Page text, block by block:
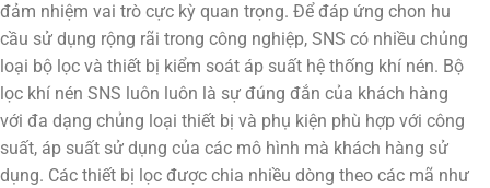
đảm nhiệm vai trò cực kỳ quan trọng. Để đáp ứng chon hu
cầu sử dụng rộng rãi trong công nghiệp, SNS có nhiều chủng
loại bộ lọc và thiết bị kiểm soát áp suất hệ thống khí nén. Bộ
lọc khí nén SNS luôn luôn là sự đúng đắn của khách hàng
với đa dạng chủng loại thiết bị và phụ kiện phù hợp với công
suất, áp suất sử dụng của các mô hình mà khách hàng sử
dụng. Các thiết bị lọc được chia nhiều dòng theo các mã như